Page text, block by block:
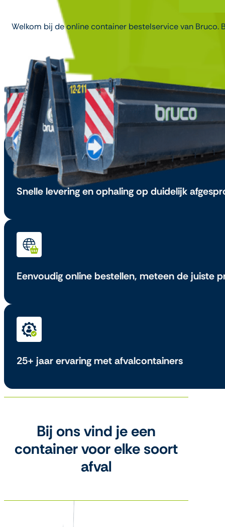
Welkom bij de online container bestelservice van Bruco.
Snelle levering en ophaling op duidelijk
Eenvoudig online bestellen, meteen de juiste
25+ jaar ervaring met afvalcontainers
Bij ons vind je een
container voor elke soort
afval